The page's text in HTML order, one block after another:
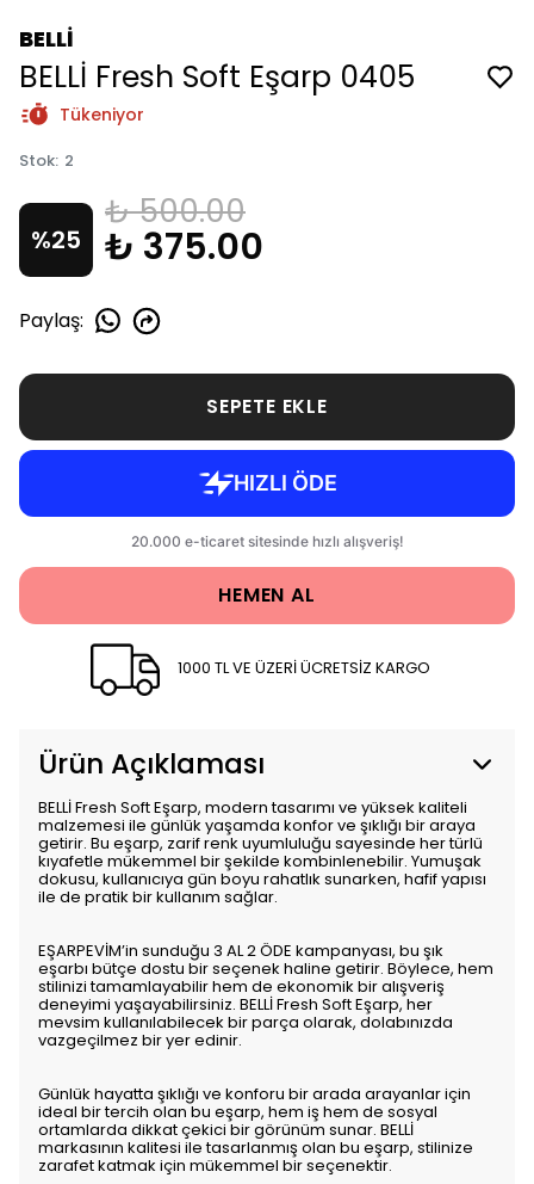
BELLİ
BELLİ Fresh Soft Eşarp 0405
Tükeniyor
Stok: 2
%25
₺ 500.00
₺ 375.00
Paylaş:
SEPETE EKLE
HEMEN AL
1000 TL VE ÜZERİ ÜCRETSİZ KARGO
Ürün Açıklaması
BELLİ Fresh Soft Eşarp, modern tasarımı ve yüksek kaliteli
malzemesi ile günlük yaşamda konfor ve şıklığı bir araya
getirir. Bu eşarp, zarif renk uyumluluğu sayesinde her türlü
kıyafetle mükemmel bir şekilde kombinlenebilir. Yumuşak
dokusu, kullanıcıya gün boyu rahatlık sunarken, hafif yapısı
ile de pratik bir kullanım sağlar.
EŞARPEVİM’in sunduğu 3 AL 2 ÖDE kampanyası, bu şık
eşarbı bütçe dostu bir seçenek haline getirir. Böylece, hem
stilinizi tamamlayabilir hem de ekonomik bir alışveriş
deneyimi yaşayabilirsiniz. BELLİ Fresh Soft Eşarp, her
mevsim kullanılabilecek bir parça olarak, dolabınızda
vazgeçilmez bir yer edinir.
Günlük hayatta şıklığı ve konforu bir arada arayanlar için
ideal bir tercih olan bu eşarp, hem iş hem de sosyal
ortamlarda dikkat çekici bir görünüm sunar. BELLİ
markasının kalitesi ile tasarlanmış olan bu eşarp, stilinize
zarafet katmak için mükemmel bir seçenektir.